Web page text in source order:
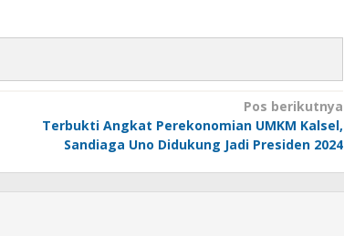
Pos berikutnya
Terbukti Angkat Perekonomian UMKM Kalsel,
Sandiaga Uno Didukung Jadi Presiden 2024